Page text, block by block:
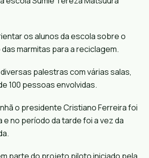
os alunos da escola sobre o
marmitas para a reciclagem.
palestras com várias salas,
100 pessoas envolvidas.
o presidente Cristiano Ferreira foi
e no período da tarde foi a vez da